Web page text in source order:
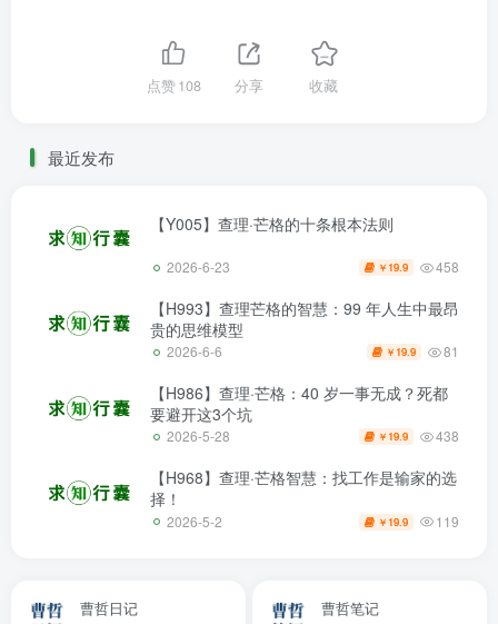
点赞108 分享 收藏
最近发布
【Y005】查理·芒格的十条根本法则
2026-6-23 ￥ 19.9 458
【H993】查理芒格的智慧：99 年人生中最昂
贵的思维模型
2026-6-6 ￥ 19.9 81
【H986】查理·芒格：40 岁一事无成？死都
要避开这3个坑
2026-5-28 ￥ 19.9 438
【H968】查理·芒格智慧：找工作是输家的选
择！
2026-5-2 ￥ 19.9 119
曹哲日记 曹哲笔记